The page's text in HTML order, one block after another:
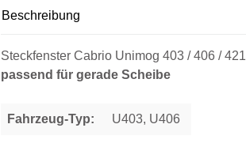
Beschreibung
Steckfenster Cabrio Unimog 403 / 406 / 421
passend für gerade Scheibe
Fahrzeug-Typ: U403, U406